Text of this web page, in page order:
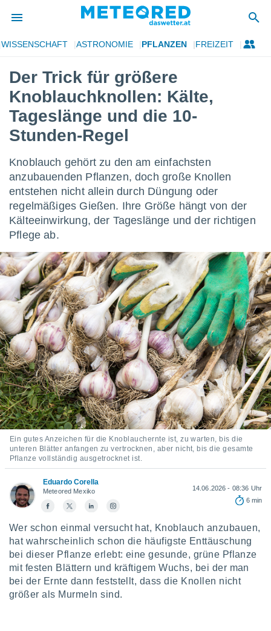
wurde
dass
sind.
diese
die
auf
basiert,
uns,
zu
Ihnen
zur
stellen.
die
und
auf die
davon, ob
oder
Partner
es uns
das
der
AKZEPTIEREN
UND
FORTFAHREN
EINSTELLUNGEN
WISSENSCHAFT ASTRONOMIE PFLANZEN FREIZEIT
Der Trick für größere
Knoblauchknollen: Kälte,
Tageslänge und die 10-
Stunden-Regel
Knoblauch gehört zu den am einfachsten
anzubauenden Pflanzen, doch große Knollen
entstehen nicht allein durch Düngung oder
regelmäßiges Gießen. Ihre Größe hängt von der
Kälteeinwirkung, der Tageslänge und der richtigen
Pflege ab.
Ein gutes Anzeichen für die Knoblauchernte ist, zu warten, bis die
unteren Blätter anfangen zu vertrocknen, aber nicht, bis die gesamte
Pflanze vollständig ausgetrocknet ist.
Eduardo Corella
Meteored Mexiko
14.06.2026 - 08:36 Uhr
6 min
Wer schon einmal versucht hat, Knoblauch anzubauen,
hat wahrscheinlich schon die häufigste Enttäuschung
bei dieser Pflanze erlebt: eine gesunde, grüne Pflanze
mit festen Blättern und kräftigem Wuchs, bei der man
bei der Ernte dann feststellt, dass die Knollen nicht
größer als Murmeln sind.